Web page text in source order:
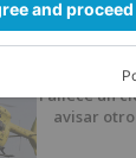
LO +
Fallece un
avisar